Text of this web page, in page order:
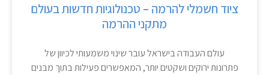
ציוד חשמלי להרמה – טכנולוגיות חדשות בעולם
מתקני ההרמה
עולם העבודה בישראל עובר שינוי משמעותי לכיוון של
פתרונות ירוקים ושקטים יותר, המאפשרים פעילות בתוך מבנים